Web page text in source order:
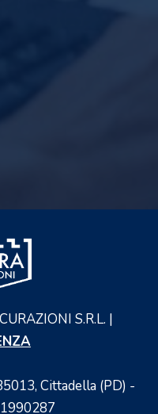
S.R.L. |
Cittadella (PD) -